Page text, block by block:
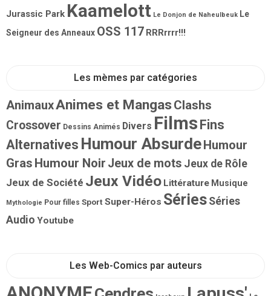
Jurassic Park Kaamelott Le Donjon de Naheulbeuk Le
Seigneur des Anneaux OSS 117 RRRrrrr!!!
Les mèmes par catégories
AnimauxAnimes et MangasClashs
Crossover Dessins Animés Divers Films Fins
Alternatives Humour AbsurdeHumour
Gras Humour Noir Jeux de mots Jeux de Rôle
Jeux de Société Jeux Vidéo Littérature Musique
Mythologie Pour filles SportSuper-Héros Séries Séries
Audio Youtube
Les Web-Comics par auteurs